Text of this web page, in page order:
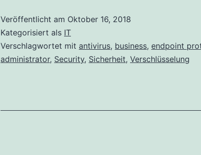
Größen
mit
ESET-
Veröffentlicht am Oktober 16, 2018
Kategorisiert als IT
Verschlagwortet mit antivirus, business, endpoint
administrator, Security, Sicherheit, Verschlüsselung